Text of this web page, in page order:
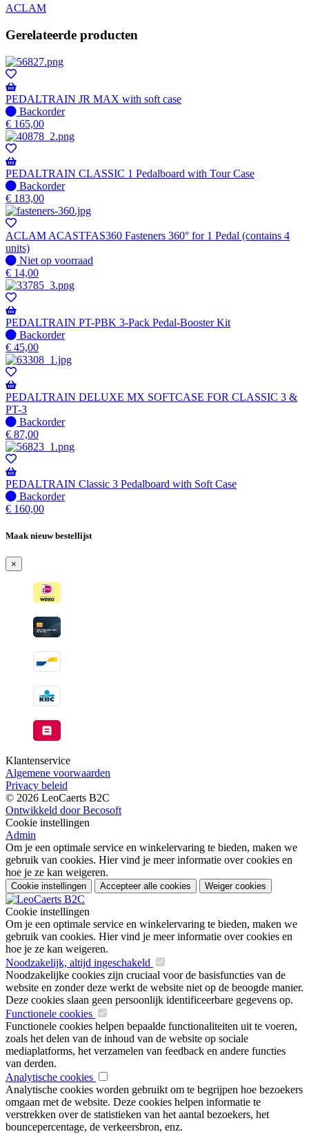
ACLAM
Gerelateerde producten
PEDALTRAIN JR MAX with soft case
Niet
op
voorraad
-
Wordt
verzonden
wanneer
beschikbaar
Backorder
€ 165,00
PEDALTRAIN CLASSIC 1 Pedalboard with Tour Case
Niet
op
voorraad
-
Wordt
verzonden
wanneer
beschikbaar
Backorder
€ 183,00
ACLAM ACASTFAS360 Fasteners 360° for 1 Pedal (contains 4
units)
Niet
op
voorraad
Niet op voorraad
€ 14,00
PEDALTRAIN PT-PBK 3-Pack Pedal-Booster Kit
Niet
op
voorraad
-
Wordt
verzonden
wanneer
beschikbaar
Backorder
€ 45,00
PEDALTRAIN DELUXE MX SOFTCASE FOR CLASSIC 3 &
PT-3
Niet
op
voorraad
-
Wordt
verzonden
wanneer
beschikbaar
Backorder
€ 87,00
PEDALTRAIN Classic 3 Pedalboard with Soft Case
Niet
op
-
verzonden
wanneer
beschikbaar
Backorder
€ 160,00
Maak nieuw bestellijst
×
Klantenservice
Algemene voorwaarden
Privacy beleid
© 2026 LeoCaerts B2C
Ontwikkeld door Becosoft
Cookie instellingen
Admin
Om je een optimale service en winkelervaring te bieden, maken we
gebruik van cookies. Hier vind je meer informatie over cookies en
hoe je ze kan weigeren.
Cookie instellingen Accepteer alle cookies Weiger cookies
Cookie instellingen
Om je een optimale service en winkelervaring te bieden, maken we
gebruik van cookies. Hier vind je meer informatie over cookies en
hoe je ze kan weigeren.
Noodzakelijk, altijd ingeschakeld
Noodzakelijke cookies zijn cruciaal voor de basisfuncties van de
website en zonder deze werkt de website niet op de beoogde manier.
Deze cookies slaan geen persoonlijk identificeerbare gegevens op.
Functionele cookies
Functionele cookies helpen bepaalde functionaliteiten uit te voeren,
zoals het delen van de inhoud van de website op sociale
mediaplatforms, het verzamelen van feedback en andere functies
van derden.
Analytische cookies
Analytische cookies worden gebruikt om te begrijpen hoe bezoekers
omgaan met de website. Deze cookies helpen informatie te
verstrekken over de statistieken van het aantal bezoekers, het
bouncepercentage, de verkeersbron, enz.